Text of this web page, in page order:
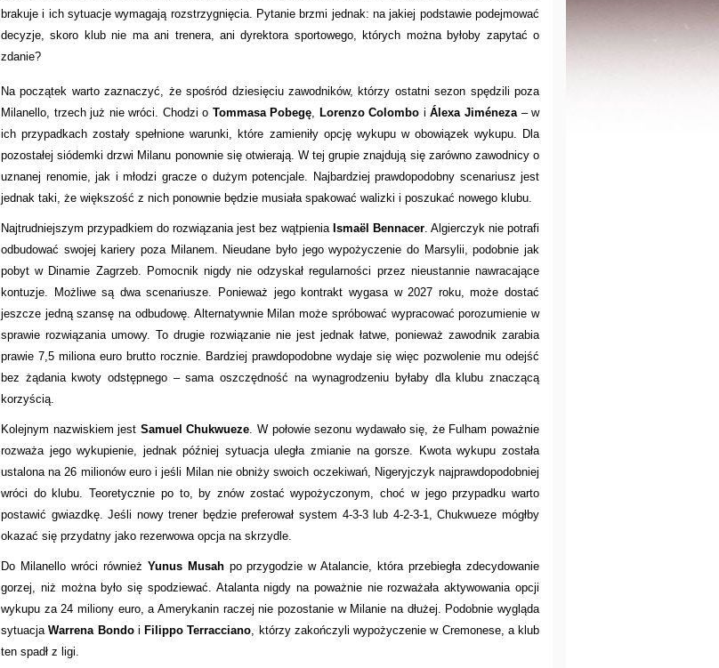
brakuje i ich sytuacje wymagają rozstrzygnięcia. Pytanie brzmi jednak: na jakiej podstawie podejmować
decyzje, skoro klub nie ma ani trenera, ani dyrektora sportowego, których można byłoby zapytać o
zdanie?
Na początek warto zaznaczyć, że spośród dziesięciu zawodników, którzy ostatni sezon spędzili poza
Milanello, trzech już nie wróci. Chodzi o Tommasa Pobegę Lorenzo Colombo iÁlexa Jiméneza – w
ich przypadkach zostały spełnione warunki, które zamieniły opcję wykupu w obowiązek wykupu. Dla
pozostałej siódemki drzwi Milanu ponownie się otwierają. W tej grupie znajdują się zarówno zawodnicy o
uznanej renomie, jak i młodzi gracze o dużym potencjale. Najbardziej prawdopodobny scenariusz jest
jednak taki, że większość z nich ponownie będzie musiała spakować walizki i poszukać nowego klubu.
Najtrudniejszym przypadkiem do rozwiązania jest bez wątpienia Ismaël Bennacer . Algierczyk nie potrafi
odbudować swojej kariery poza Milanem. Nieudane było jego wypożyczenie do Marsylii, podobnie jak
pobyt w Dinamie Zagrzeb. Pomocnik nigdy nie odzyskał regularności przez nieustannie nawracające
kontuzje. Możliwe są dwa scenariusze. Ponieważ jego kontrakt wygasa w 2027 roku, może dostać
jeszcze jedną szansę na odbudowę. Alternatywnie Milan może spróbować wypracować porozumienie w
sprawie rozwiązania umowy. To drugie rozwiązanie nie jest jednak łatwe, ponieważ zawodnik zarabia
prawie 7,5 miliona euro brutto rocznie. Bardziej prawdopodobne wydaje się więc pozwolenie mu odejść
bez żądania kwoty odstępnego – sama oszczędność na wynagrodzeniu byłaby dla klubu znaczącą
korzyścią.
Kolejnym nazwiskiem jest Samuel Chukwueze . W połowie sezonu wydawało się, że Fulham poważnie
rozważa jego wykupienie, jednak później sytuacja uległa zmianie na gorsze. Kwota wykupu została
ustalona na 26 milionów euro i jeśli Milan nie obniży swoich oczekiwań, Nigeryjczyk najprawdopodobniej
wróci do klubu. Teoretycznie po to, by znów zostać wypożyczonym, choć w jego przypadku warto
postawić gwiazdkę. Jeśli nowy trener będzie preferował system 4-3-3 lub 4-2-3-1, Chukwueze mógłby
okazać się przydatny jako rezerwowa opcja na skrzydle.
Do Milanello wróci również Yunus Musahpo przygodzie w Atalancie, która przebiegła zdecydowanie
gorzej, niż można było się spodziewać. Atalanta nigdy na poważnie nie rozważała aktywowania opcji
wykupu za 24 miliony euro, a Amerykanin raczej nie pozostanie w Milanie na dłużej. Podobnie wygląda
sytuacjaWarrena Bondoi Filippo Terracciano , którzy zakończyli wypożyczenie w Cremonese, a klub
ten spadł z ligi.